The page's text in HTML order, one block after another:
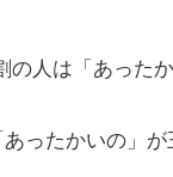
の人は「あった
ったかいの」が